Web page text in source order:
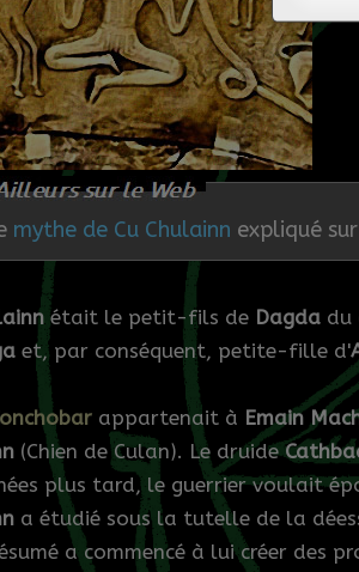
mythe de Cu Chulainn expliqué
était le petit-fils de Dagda du
et, par conséquent, petite-fille d'
appartenait à Emain
(Chien de Culan). Le druide
plus tard, le guerrier voulait
a étudié sous la tutelle de la
a commencé à lui créer des